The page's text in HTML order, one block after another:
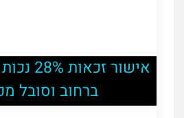
אישור
ברחוב וסובל